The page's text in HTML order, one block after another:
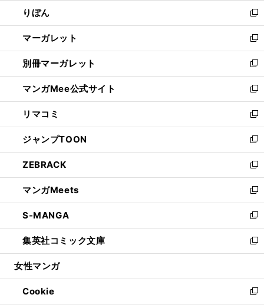
く
で
開
く
ド
ウ
で
開
く
ィ
ン
ド
ウ
で
開
く
りぼん
新
し
い
ウ
ィ
ン
ド
ウ
で
開
く
マーガレット
新
し
い
ウ
ィ
ン
ド
ウ
で
開
く
別冊マーガレット
新
し
い
ウ
ィ
ン
ド
ウ
で
開
く
マンガMee公式サイト
新
し
い
ウ
ィ
ン
ド
ウ
で
開
く
リマコミ
新
し
い
ウ
ィ
ン
ド
ウ
で
開
く
ジャンプTOON
新
し
い
ウ
ィ
ン
ド
ウ
で
開
ZEBRACK
新
し
い
ウ
ィ
ン
ド
ウ
開
く
マンガMeets
新
し
い
ウ
ィ
ン
ウ
で
開
S-MANGA
新
し
い
ウ
ン
ド
ウ
集英社コミック文庫
新
し
ウ
ィ
ン
女性マンガ
Cookie
新